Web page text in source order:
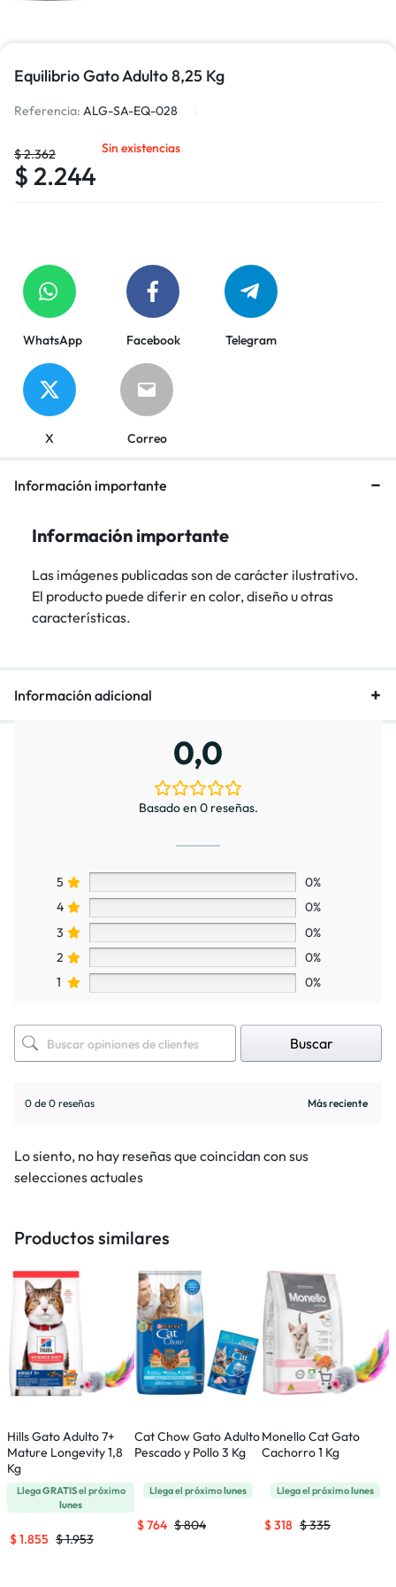
Equilibrio Gato Adulto 8,25 Kg
Referencia: ALG-SA-EQ-028
$2.362
$ 2.244
Sin existencias
WhatsApp Facebook Telegram
X Correo
Información importante
Información importante
Las imágenes publicadas son de carácter ilustrativo.
El producto puede diferir en color, diseño u otras
características.
Información adicional
0,0
Basado en 0 reseñas.
5
0%
4
0%
3
0%
2
0%
1
0%
Buscar
0 de 0 reseñas
Lo siento, no hay reseñas que coincidan con sus
selecciones actuales
Productos similares
Hills Gato Adulto 7+
Mature Longevity 1,8
Kg
LlegaGRATISel próximo
lunes
$1.953
$1.855
Cat Chow Gato Adulto
Pescado y Pollo 3 Kg
Llega el próximolunes
$804
$764
Monello Cat Gato
Cachorro 1 Kg
Llega el próximolunes
$335
$318